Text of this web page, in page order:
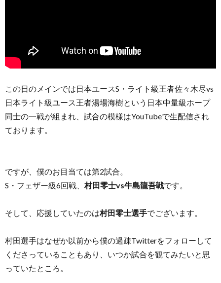
この日のメインでは日本ユースS・ライト級王者佐々木尽vs
日本ライト級ユース王者湯場海樹という日本中量級ホープ
同士の一戦が組まれ、試合の模様はYouTubeで生配信され
ております。
ですが、僕のお目当ては第2試合。
S・フェザー級6回戦、村田零士vs牛島龍吾戦です。
そして、応援していたのは村田零士選手でございます。
村田選手はなぜか以前から僕の過疎Twitterをフォローして
くださっていることもあり、いつか試合を観てみたいと思
っていたところ。